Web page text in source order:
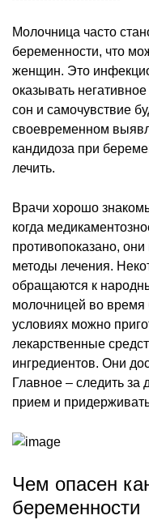
Молочница часто
беременности, что
женщин. Это
оказывать
сон и самочувствие
своевременном
кандидоза при
лечить.
Врачи хорошо
когда
противопоказано,
методы лечения.
обращаются к
молочницей во
условиях можно
лекарственные
ингредиентов. Они
Главное – следить за
прием и
Чем опасен
беременности